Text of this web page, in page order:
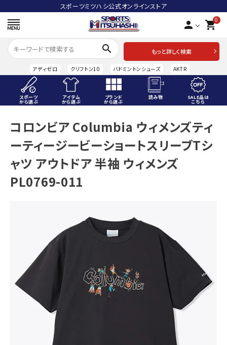
スポーツミツハシ公式オンラインストア
person 0
shopping_cart
search
もっと詳しく検索
アディゼロ クリフトン10 バドミントンシューズ AKTR
スポーツ
から選ぶ
アイテム
から選ぶ
ブランド
から選ぶ
読み物 SALE品は
こちら
ACCOUNT MENU
ようこそ ゲスト 様
meeting_room ログイン person 会員登録
スポーツから選ぶ
ブランドから選ぶ
SALE品はこちら
INFORMATIOM
ご利用ガイド
コロンビア Columbia ウィメンズティ
ーティージービーショートスリーブTシ
ャツ アウトドア 半袖 ウィメンズ
PL0769-011